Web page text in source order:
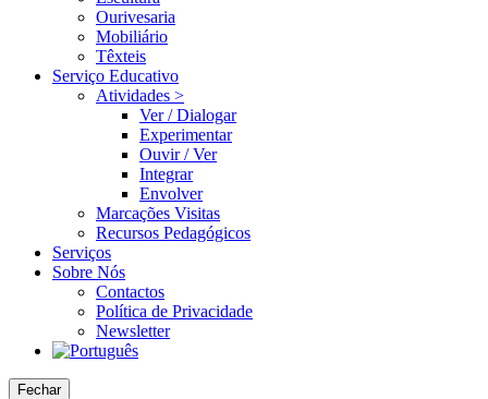
Ourivesaria
Mobiliário
Têxteis
Serviço Educativo
Atividades >
Ver / Dialogar
Experimentar
Ouvir / Ver
Integrar
Envolver
Marcações Visitas
Recursos Pedagógicos
Serviços
Sobre Nós
Contactos
Política de Privacidade
Newsletter
Fechar